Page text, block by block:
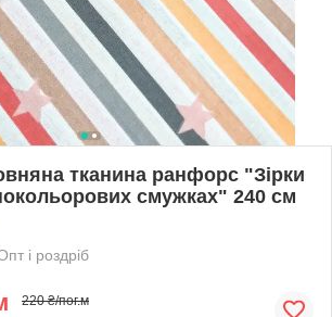
тканина ранфорс "Зірки
смужках" 240 см
і роздріб
220 ₴/пог.м